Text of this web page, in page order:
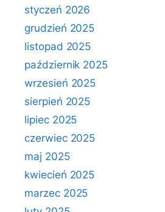
styczeń 2026
grudzień 2025
listopad 2025
październik 2025
wrzesień 2025
sierpień 2025
lipiec 2025
czerwiec 2025
maj 2025
kwiecień 2025
marzec 2025